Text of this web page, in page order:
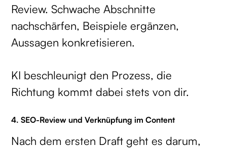
Review. Schwache Abschnitte
nachschärfen, Beispiele ergänzen,
Aussagen konkretisieren.
KI beschleunigt den Prozess, die
Richtung kommt dabei stets von dir.
4. SEO-Review und Verknüpfung im Content
Nach dem ersten Draft geht es darum,